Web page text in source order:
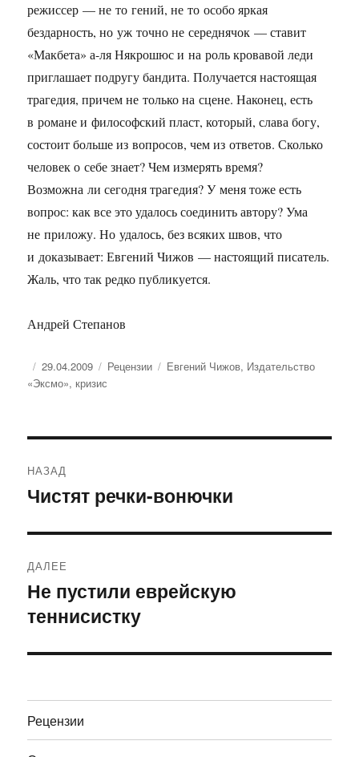
режиссер — не то гений, не то особо яркая
бездарность, но уж точно не середнячок — ставит
«Макбета» а-ля Някрошюс и на роль кровавой леди
приглашает подругу бандита. Получается настоящая
трагедия, причем не только на сцене. Наконец, есть
в романе и философский пласт, который, слава богу,
состоит больше из вопросов, чем из ответов. Сколько
человек о себе знает? Чем измерять время?
Возможна ли сегодня трагедия? У меня тоже есть
вопрос: как все это удалось соединить автору? Ума
не приложу. Но удалось, без всяких швов, что
и доказывает: Евгений Чижов — настоящий писатель.
Жаль, что так редко публикуется.
Андрей Степанов
Опубликовано
29.04.2009 Рубрики
Рецензии Метки
Евгений Чижов, Издательство
«Эксмо», кризис
по
НАЗАД
Предыдущая
Чистят речки-вонючки
ДАЛЕЕ
Следующая
запись:
Не пустили еврейскую
теннисистку
Рецензии